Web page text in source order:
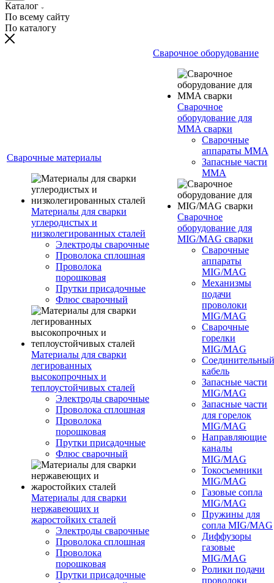
Каталог
По всему сайту
По каталогу
Сварочные материалы
Материалы для сварки
углеродистых и
низколегированных сталей
Электроды сварочные
Проволока сплошная
Проволока
порошковая
Прутки присадочные
Флюс сварочный
Материалы для сварки
легированных
высокопрочных и
теплоустойчивых сталей
Электроды сварочные
Проволока сплошная
Проволока
порошковая
Прутки присадочные
Флюс сварочный
Материалы для сварки
нержавеющих и
жаростойких сталей
Электроды сварочные
Проволока сплошная
Проволока
порошковая
Прутки присадочные
Сварочное оборудование
Сварочное
оборудование для
MMA сварки
Сварочные
аппараты MMA
Запасные части
MMA
Сварочное
оборудование для
MIG/MAG сварки
Сварочные
аппараты
MIG/MAG
Механизмы
подачи
проволоки
MIG/MAG
Сварочные
горелки
MIG/MAG
Соединительный
кабель
Запасные части
MIG/MAG
Запасные части
для горелок
MIG/MAG
Направляющие
каналы
MIG/MAG
Токосъемники
MIG/MAG
Газовые сопла
MIG/MAG
Пружины для
сопла MIG/MAG
Диффузоры
газовые
MIG/MAG
Ролики подачи
проволоки